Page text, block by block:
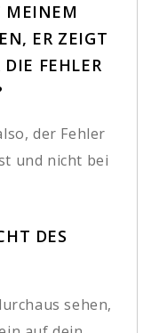
MEINEM
ER ZEIGT
FEHLER
der Fehler
und nicht bei
DES
sehen,